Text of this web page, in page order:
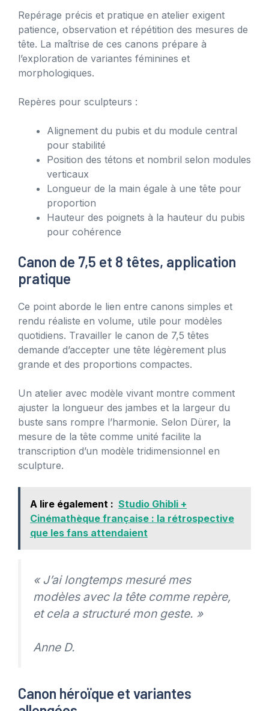
Repérage précis et pratique en atelier exigent
patience, observation et répétition des mesures de
tête. La maîtrise de ces canons prépare à
l’exploration de variantes féminines et
morphologiques.
Repères pour sculpteurs :
Alignement du pubis et du module central
pour stabilité
Position des tétons et nombril selon modules
verticaux
Longueur de la main égale à une tête pour
proportion
Hauteur des poignets à la hauteur du pubis
pour cohérence
Canon de 7,5 et 8 têtes, application
pratique
Ce point aborde le lien entre canons simples et
rendu réaliste en volume, utile pour modèles
quotidiens. Travailler le canon de 7,5 têtes
demande d’accepter une tête légèrement plus
grande et des proportions compactes.
Un atelier avec modèle vivant montre comment
ajuster la longueur des jambes et la largeur du
buste sans rompre l’harmonie. Selon Dürer, la
mesure de la tête comme unité facilite la
transcription d’un modèle tridimensionnel en
sculpture.
A lire également : Studio Ghibli +
Cinémathèque française : la rétrospective
que les fans attendaient
« J’ai longtemps mesuré mes
modèles avec la tête comme repère,
et cela a structuré mon geste. »
Anne D.
Canon héroïque et variantes